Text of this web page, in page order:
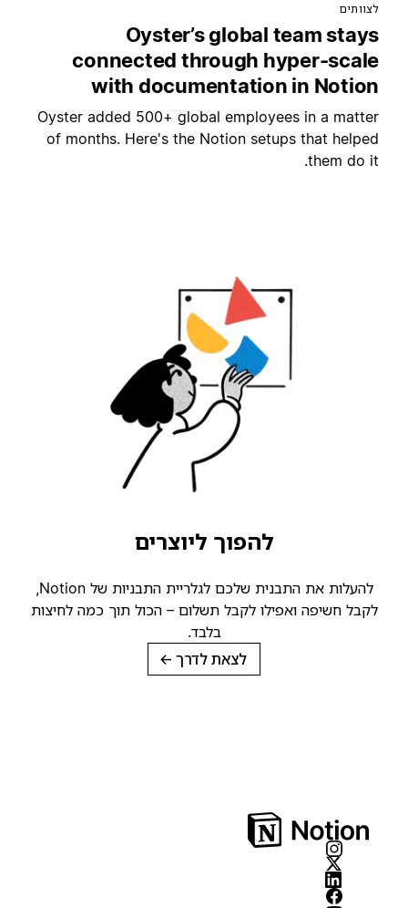
Oyster’s global team
connected through hyper-
with documentation in
Oyster added 500+ global employees in a
of months. Here's the Notion setups that
them do
להפוך ליוצרים
להעלות את התבנית שלכם לגלריית התבניות של Notion,
לקבל חשיפה ואפילו לקבל תשלום – הכול תוך כמה לחיצות
בלבד.
לצאת לדרך→